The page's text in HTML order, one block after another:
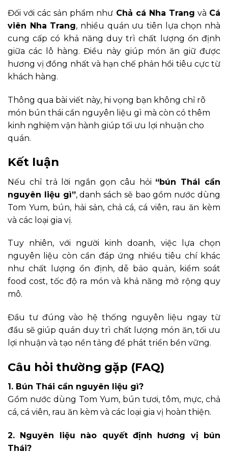
Đối với các sản phẩm như Chả cá Nha Trang và Cá
viên Nha Trang, nhiều quán ưu tiên lựa chọn nhà
cung cấp có khả năng duy trì chất lượng ổn định
giữa các lô hàng. Điều này giúp món ăn giữ được
hương vị đồng nhất và hạn chế phản hồi tiêu cực từ
khách hàng.
Thông qua bài viết này, hi vọng bạn không chỉ rõ
món bún thái cần nguyên liệu gì mà còn có thêm
kinh nghiệm vận hành giúp tối ưu lợi nhuận cho
quán.
Kết luận
Nếu chỉ trả lời ngắn gọn câu hỏi “bún Thái cần
nguyên liệu gì”, danh sách sẽ bao gồm nước dùng
Tom Yum, bún, hải sản, chả cá, cá viên, rau ăn kèm
và các loại gia vị.
Tuy nhiên, với người kinh doanh, việc lựa chọn
nguyên liệu còn cần đáp ứng nhiều tiêu chí khác
như chất lượng ổn định, dễ bảo quản, kiểm soát
food cost, tốc độ ra món và khả năng mở rộng quy
mô.
Đầu tư đúng vào hệ thống nguyên liệu ngay từ
đầu sẽ giúp quán duy trì chất lượng món ăn, tối ưu
lợi nhuận và tạo nền tảng để phát triển bền vững.
Câu hỏi thường gặp (FAQ)
1. Bún Thái cần nguyên liệu gì?
Gồm nước dùng Tom Yum, bún tươi, tôm, mực, chả
cá, cá viên, rau ăn kèm và các loại gia vị hoàn thiện.
2. Nguyên liệu nào quyết định hương vị bún
Thái?